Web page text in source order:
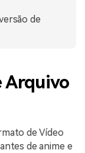
de
Arquivo
de Vídeo
de anime e